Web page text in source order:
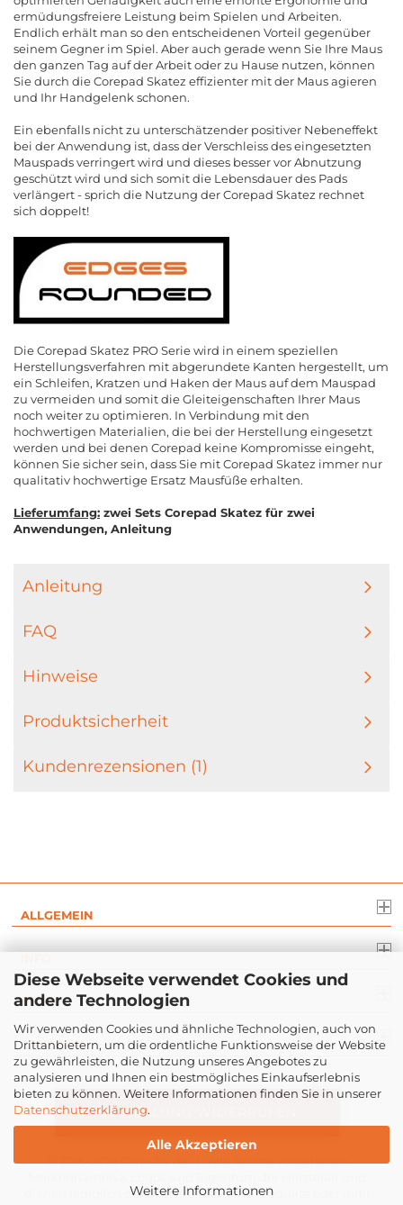
Diese Webseite verwendet Cookies und
andere Technologien
Wir verwenden Cookies und ähnliche Technologien, auch von
Drittanbietern, um die ordentliche Funktionsweise der Website
zu gewährleisten, die Nutzung unseres Angebotes zu
analysieren und Ihnen ein bestmögliches Einkaufserlebnis
bieten zu können. Weitere Informationen finden Sie in unserer
Datenschutzerklärung.
Alle Akzeptieren
Weitere Informationen
ermüdungsfreiere Leistung beim Spielen und Arbeiten.
Endlich erhält man so den entscheidenen Vorteil gegenüber
seinem Gegner im Spiel. Aber auch gerade wenn Sie Ihre Maus
den ganzen Tag auf der Arbeit oder zu Hause nutzen, können
Sie durch die Corepad Skatez effizienter mit der Maus agieren
und Ihr Handgelenk schonen.
Ein ebenfalls nicht zu unterschätzender positiver Nebeneffekt
bei der Anwendung ist, dass der Verschleiss des eingesetzten
Mauspads verringert wird und dieses besser vor Abnutzung
geschützt wird und sich somit die Lebensdauer des Pads
verlängert - sprich die Nutzung der Corepad Skatez rechnet
sich doppelt!
Die Corepad Skatez PRO Serie wird in einem speziellen
Herstellungsverfahren mit abgerundete Kanten hergestellt, um
ein Schleifen, Kratzen und Haken der Maus auf dem Mauspad
zu vermeiden und somit die Gleiteigenschaften Ihrer Maus
noch weiter zu optimieren. In Verbindung mit den
hochwertigen Materialien, die bei der Herstellung eingesetzt
werden und bei denen Corepad keine Kompromisse eingeht,
können Sie sicher sein, dass Sie mit Corepad Skatez immer nur
qualitativ hochwertige Ersatz Mausfüße erhalten.
Lieferumfang: zwei Sets Corepad Skatez für zwei
Anwendungen, Anleitung
Anleitung
FAQ
Hinweise
Produktsicherheit
Kundenrezensionen (1)
ALLGEMEIN
RECHT
ZAHLUNG
BESTELLUNG WIDERRUFEN
© 2016-2026Com-Tra.de| Alle Rechte vorbehalten
dienen lediglich der Beschreibung der Produkte oder ihrer